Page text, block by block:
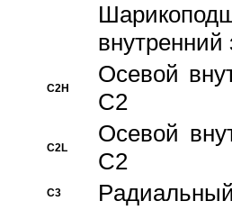
C2H
Осевой
C2
C2L
Осевой
C2
C3